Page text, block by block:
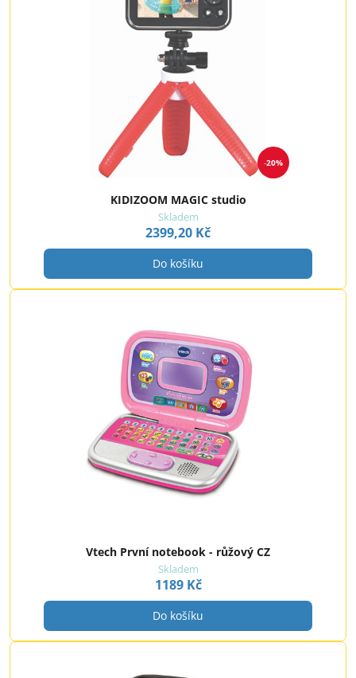
20%
KIDIZOOM MAGIC studio
Skladem
2399,20 Kč
Do košíku
Vtech První notebook - růžový CZ
Skladem
1189 Kč
Do košíku